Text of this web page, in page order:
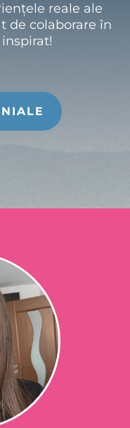
reale ale
de colaborare în